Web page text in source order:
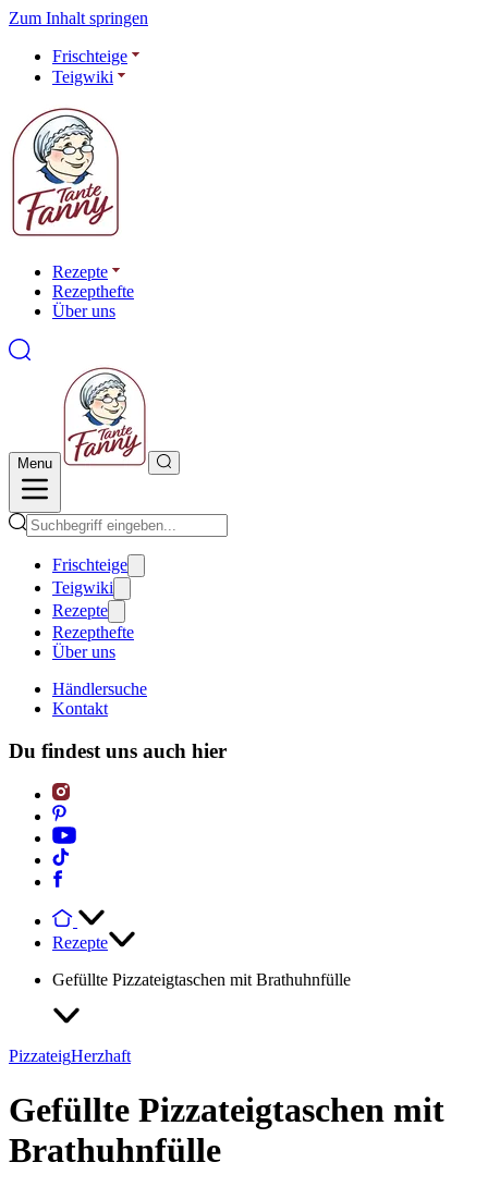
Zum Inhalt springen
Frischteige
Teigwiki
Rezepte
Rezepthefte
Über uns
Menu
Frischteige
Teigwiki
Rezepte
Rezepthefte
Über uns
Händlersuche
Kontakt
Du findest uns auch hier
Rezepte
Gefüllte Pizzateigtaschen mit Brathuhnfülle
PizzateigHerzhaft
Gefüllte Pizzateigtaschen mit
Brathuhnfülle